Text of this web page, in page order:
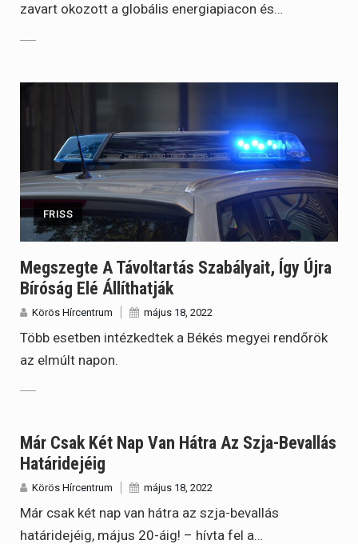
zavart okozott a globális energiapiacon és…
FRISS
Megszegte A Távoltartás Szabályait, Így Újra
Bíróság Elé Állíthatják
Körös Hírcentrum május 18, 2022
Több esetben intézkedtek a Békés megyei rendőrök
az elmúlt napon.
Már Csak Két Nap Van Hátra Az Szja-Bevallás
Határidejéig
Körös Hírcentrum május 18, 2022
Már csak két nap van hátra az szja-bevallás
határidejéig, május 20-áig! – hívta fel a…